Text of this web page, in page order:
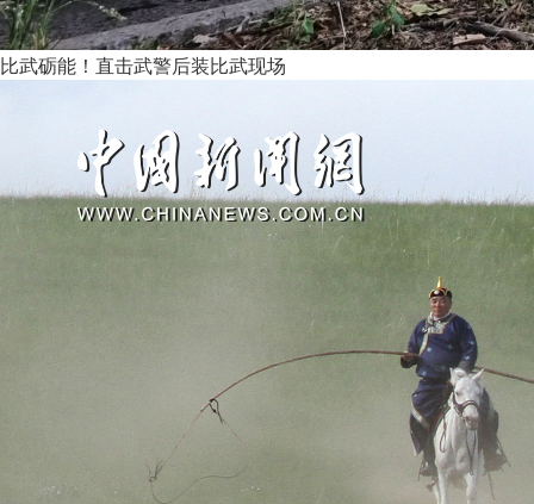
比武砺能！直击武警后装比武现场